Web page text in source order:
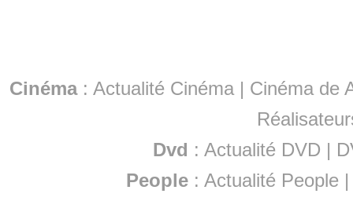
Cinéma: Actualité Cinéma | Cinéma de
Dvd : Actualité DVD |
People :Actualité People